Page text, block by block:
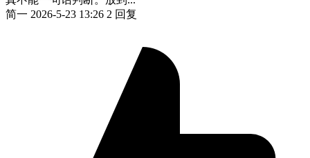
简一 2026-5-23 13:26 2 回复